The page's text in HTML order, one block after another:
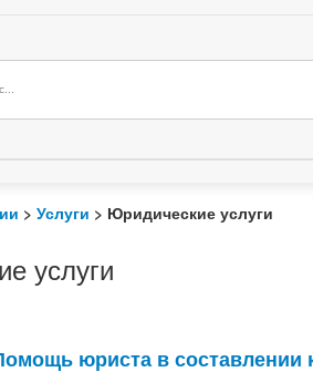
> Услуги > Юридические услуги
услуги
юриста в составлении